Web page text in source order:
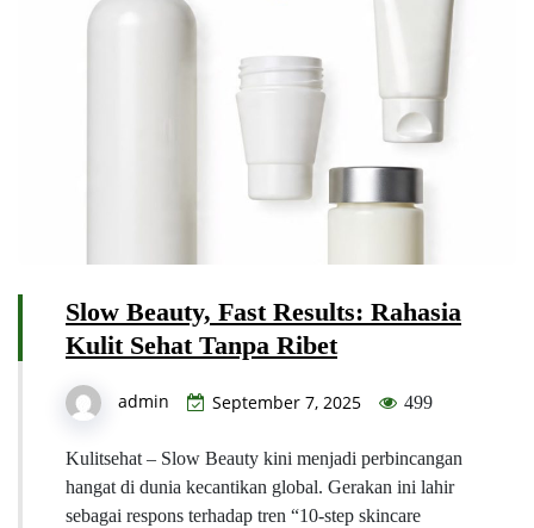
Slow Beauty, Fast Results: Rahasia
Kulit Sehat Tanpa Ribet
admin September 7, 2025 499
Kulitsehat – Slow Beauty kini menjadi perbincangan
hangat di dunia kecantikan global. Gerakan ini lahir
sebagai respons terhadap tren “10-step skincare